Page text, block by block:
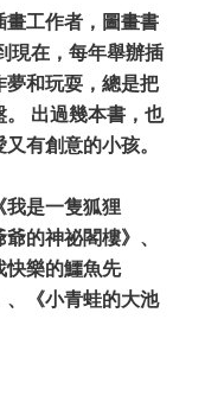
畫工作者，圖畫書
現在，每年舉辦插
夢和玩耍，總是把
出過幾本書，也
有創意的小孩。
我是一隻狐狸
的神祕閣樓》、
快樂的鱷魚先
、《小青蛙的大池